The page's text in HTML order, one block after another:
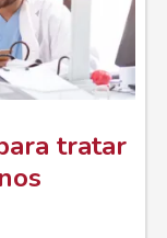
tratar